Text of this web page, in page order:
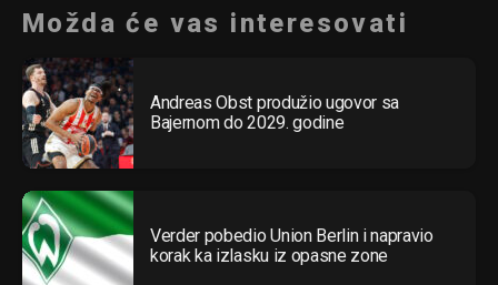
Možda će vas interesovati
Andreas Obst produžio ugovor sa
Bajernom do 2029. godine
Verder pobedio Union Berlin i napravio
korak ka izlasku iz opasne zone